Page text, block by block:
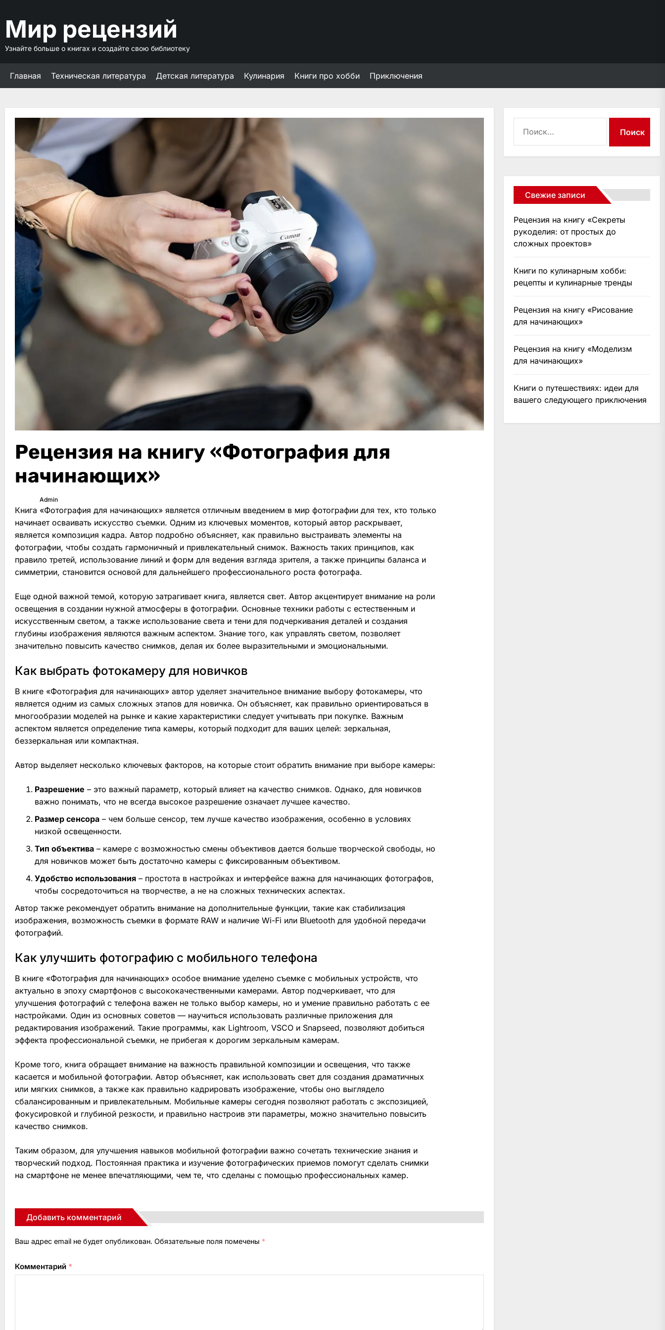
содержимому
Мир рецензий
Узнайте больше о книгах и создайте свою библиотеку
Главная Техническая литература Детская литература Кулинария Книги про хобби Приключения
Рецензия на книгу «Фотография для
начинающих»
Admin
Книга «Фотография для начинающих» является отличным введением в мир фотографии для тех, кто только
начинает осваивать искусство съемки. Одним из ключевых моментов, который автор раскрывает,
является композиция кадра. Автор подробно объясняет, как правильно выстраивать элементы на
фотографии, чтобы создать гармоничный и привлекательный снимок. Важность таких принципов, как
правило третей, использование линий и форм для ведения взгляда зрителя, а также принципы баланса и
симметрии, становится основой для дальнейшего профессионального роста фотографа.
Еще одной важной темой, которую затрагивает книга, является свет. Автор акцентирует внимание на роли
освещения в создании нужной атмосферы в фотографии. Основные техники работы с естественным и
искусственным светом, а также использование света и тени для подчеркивания деталей и создания
глубины изображения являются важным аспектом. Знание того, как управлять светом, позволяет
значительно повысить качество снимков, делая их более выразительными и эмоциональными.
Как выбрать фотокамеру для новичков
В книге «Фотография для начинающих» автор уделяет значительное внимание выбору фотокамеры, что
является одним из самых сложных этапов для новичка. Он объясняет, как правильно ориентироваться в
многообразии моделей на рынке и какие характеристики следует учитывать при покупке. Важным
аспектом является определение типа камеры, который подходит для ваших целей: зеркальная,
беззеркальная или компактная.
Автор выделяет несколько ключевых факторов, на которые стоит обратить внимание при выборе камеры:
Разрешение – это важный параметр, который влияет на качество снимков. Однако, для новичков
важно понимать, что не всегда высокое разрешение означает лучшее качество.
Размер сенсора – чем больше сенсор, тем лучше качество изображения, особенно в условиях
низкой освещенности.
Тип объектива – камере с возможностью смены объективов дается больше творческой свободы, но
для новичков может быть достаточно камеры с фиксированным объективом.
Удобство использования – простота в настройках и интерфейсе важна для начинающих фотографов,
чтобы сосредоточиться на творчестве, а не на сложных технических аспектах.
Автор также рекомендует обратить внимание на дополнительные функции, такие как стабилизация
изображения, возможность съемки в формате RAW и наличие Wi-Fi или Bluetooth для удобной передачи
фотографий.
Как улучшить фотографию с мобильного телефона
В книге «Фотография для начинающих» особое внимание уделено съемке с мобильных устройств, что
актуально в эпоху смартфонов с высококачественными камерами. Автор подчеркивает, что для
улучшения фотографий с телефона важен не только выбор камеры, но и умение правильно работать с ее
настройками. Один из основных советов — научиться использовать различные приложения для
редактирования изображений. Такие программы, как Lightroom, VSCO и Snapseed, позволяют добиться
эффекта профессиональной съемки, не прибегая к дорогим зеркальным камерам.
Кроме того, книга обращает внимание на важность правильной композиции и освещения, что также
касается и мобильной фотографии. Автор объясняет, как использовать свет для создания драматичных
или мягких снимков, а также как правильно кадрировать изображение, чтобы оно выглядело
сбалансированным и привлекательным. Мобильные камеры сегодня позволяют работать с экспозицией,
фокусировкой и глубиной резкости, и правильно настроив эти параметры, можно значительно повысить
качество снимков.
Таким образом, для улучшения навыков мобильной фотографии важно сочетать технические знания и
творческий подход. Постоянная практика и изучение фотографических приемов помогут сделать снимки
на смартфоне не менее впечатляющими, чем те, что сделаны с помощью профессиональных камер.
Добавить комментарий
Ваш адрес email не будет опубликован. Обязательные поля помечены *
Комментарий *
Свежие записи
Рецензия на книгу «Секреты
рукоделия: от простых до
сложных проектов»
Книги по кулинарным хобби:
рецепты и кулинарные тренды
Рецензия на книгу «Рисование
для начинающих»
Рецензия на книгу «Моделизм
для начинающих»
Книги о путешествиях: идеи для
вашего следующего приключения